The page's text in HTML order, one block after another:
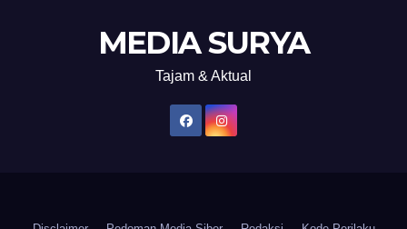
MEDIA SURYA
Tajam & Aktual